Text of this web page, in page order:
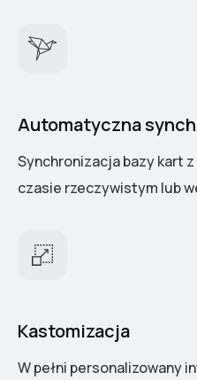
Automatyczna
Synchronizacja bazy kart
czasie rzeczywistym lub
Kastomizacja
W pełni personalizowany